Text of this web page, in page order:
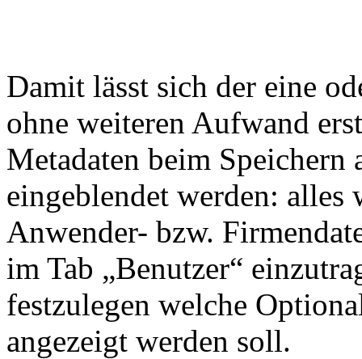
Damit lässt sich der eine
ohne weiteren Aufwand
Metadaten beim
eingeblendet werden:
Anwender- bzw.
im Tab „Benutzer“
festzulegen welche
angezeigt werden soll.